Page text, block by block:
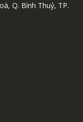
Q. Bình Thuỷ, TP.